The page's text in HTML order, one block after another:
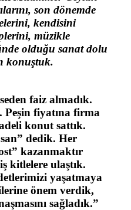
son dönemde
kendisini
müzikle
olduğu sanat dolu
konuştuk.
faiz almadık.
fiyatına firma
konut sattık.
dedik. Her
kazanmaktır
kitlelere ulaştık.
yaşatmaya
önem verdik,
sağladık.”